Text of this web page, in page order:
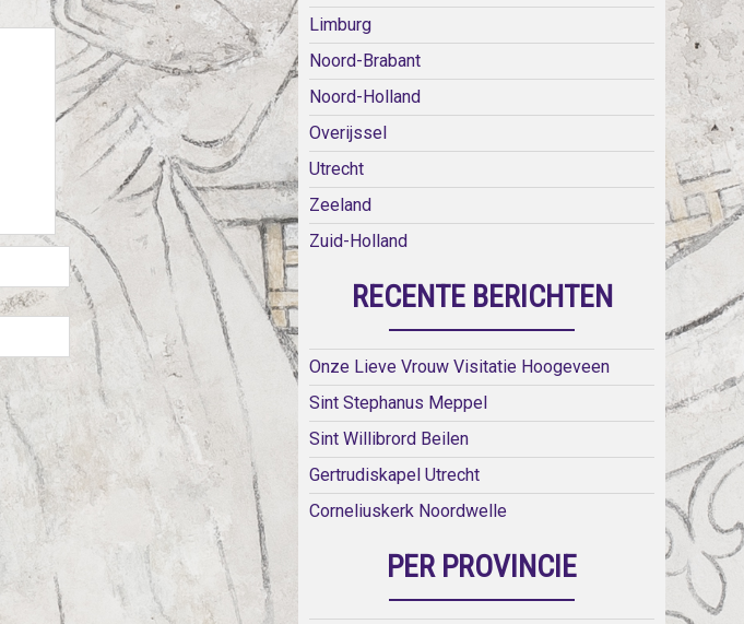
Limburg
Noord-Brabant
Noord-Holland
Overijssel
Utrecht
Zeeland
Zuid-Holland
RECENTE BERICHTEN
Onze Lieve Vrouw Visitatie Hoogeveen
Sint Stephanus Meppel
Sint Willibrord Beilen
Gertrudiskapel Utrecht
Corneliuskerk Noordwelle
PER PROVINCIE